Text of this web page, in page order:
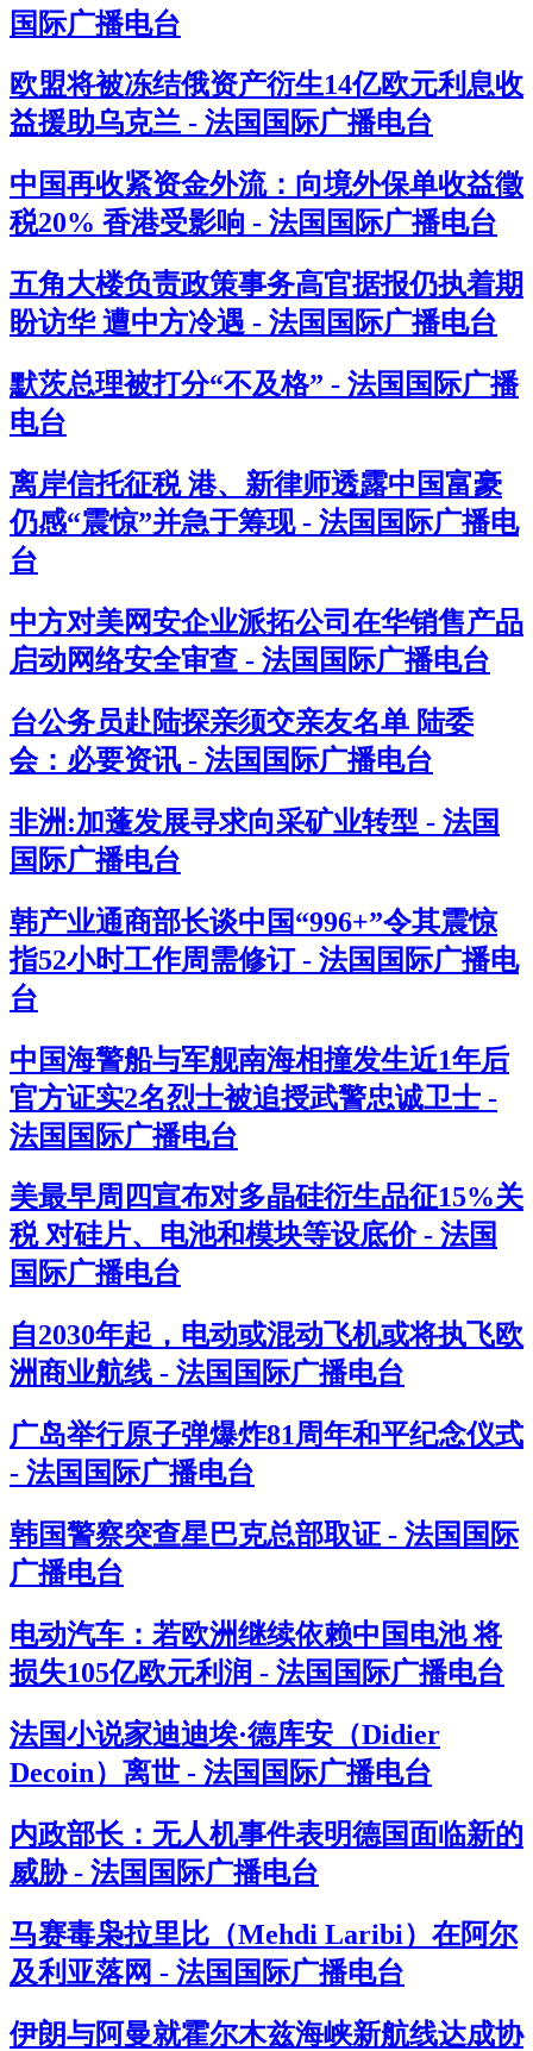
国际广播电台
欧盟将被冻结俄资产衍生14亿欧元利息收
益援助乌克兰 - 法国国际广播电台
中国再收紧资金外流：向境外保单收益徵
税20% 香港受影响 - 法国国际广播电台
五角大楼负责政策事务高官据报仍执着期
盼访华 遭中方冷遇 - 法国国际广播电台
默茨总理被打分“不及格” - 法国国际广播
电台
离岸信托征税 港、新律师透露中国富豪
仍感“震惊”并急于筹现 - 法国国际广播电
台
中方对美网安企业派拓公司在华销售产品
启动网络安全审查 - 法国国际广播电台
台公务员赴陆探亲须交亲友名单 陆委
会：必要资讯 - 法国国际广播电台
非洲:加蓬发展寻求向采矿业转型 - 法国
国际广播电台
韩产业通商部长谈中国“996+”令其震惊
指52小时工作周需修订 - 法国国际广播电
台
中国海警船与军舰南海相撞发生近1年后
官方证实2名烈士被追授武警忠诚卫士 -
法国国际广播电台
美最早周四宣布对多晶硅衍生品征15%关
税 对硅片、电池和模块等设底价 - 法国
国际广播电台
自2030年起，电动或混动飞机或将执飞欧
洲商业航线 - 法国国际广播电台
广岛举行原子弹爆炸81周年和平纪念仪式
- 法国国际广播电台
韩国警察突查星巴克总部取证 - 法国国际
广播电台
电动汽车：若欧洲继续依赖中国电池 将
损失105亿欧元利润 - 法国国际广播电台
法国小说家迪迪埃·德库安（Didier
Decoin）离世 - 法国国际广播电台
内政部长：无人机事件表明德国面临新的
威胁 - 法国国际广播电台
马赛毒枭拉里比（Mehdi Laribi）在阿尔
及利亚落网 - 法国国际广播电台
伊朗与阿曼就霍尔木兹海峡新航线达成协